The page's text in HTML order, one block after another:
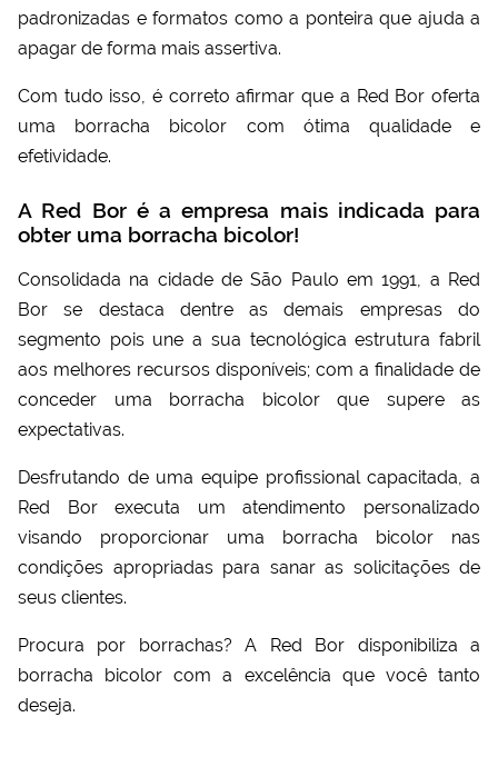
padronizadas e formatos como a ponteira que ajuda a
apagar de forma mais assertiva.
Com tudo isso, é correto afirmar que a Red Bor oferta
uma borracha bicolor com ótima qualidade e
efetividade.
A Red Bor é a empresa mais indicada para
obter uma borracha bicolor!
Consolidada na cidade de São Paulo em 1991, a Red
Bor se destaca dentre as demais empresas do
segmento pois une a sua tecnológica estrutura fabril
aos melhores recursos disponíveis; com a finalidade de
conceder uma borracha bicolorque supere as
expectativas.
Desfrutando de uma equipe profissional capacitada, a
Red Bor executa um atendimento personalizado
visando proporcionar uma borracha bicolor nas
condições apropriadas para sanar as solicitações de
seus clientes.
Procura por borrachas? A Red Bor disponibiliza a
borracha bicolor com a excelência que você tanto
deseja.